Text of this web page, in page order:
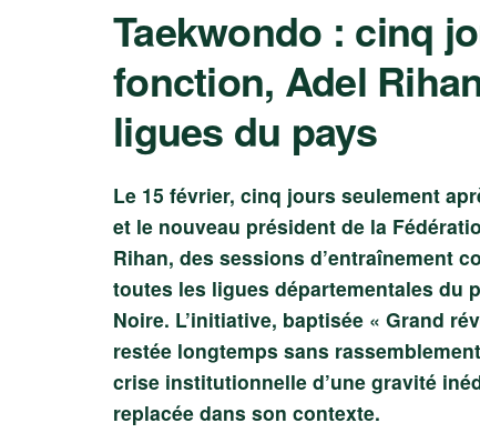
Taekwondo : cinq
fonction, Adel
ligues du pays
Le 15 février, cinq jours seulement
et le nouveau président de la
Rihan, des sessions d’entraînement
toutes les ligues départementales du
Noire. L’initiative, baptisée « Grand
restée longtemps sans
crise institutionnelle d’une gravité
replacée dans son contexte.